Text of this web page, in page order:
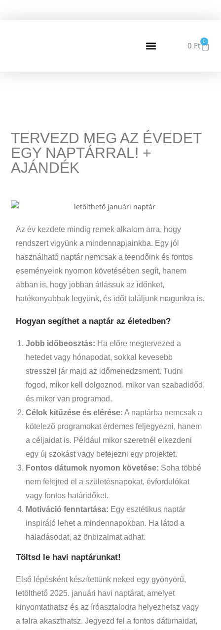
0 Ft 0
TERVEZD MEG AZ ÉVEDET
EGY NAPTÁRRAL! +
AJÁNDÉK
Az év kezdete mindig remek alkalom arra, hogy
rendszert vigyünk a mindennapjainkba. Egy jól
használható naptár nemcsak a teendőink és fontos
eseményeink nyomon követésében segít, hanem
abban is, hogy jobban átlássuk az időnket,
hatékonyabbak legyünk, és időt találjunk magunkra is.
Hogyan segíthet a naptár az életedben?
Jobb időbeosztás: Ha előre megtervezed a
hetedet vagy hónapodat, sokkal kevesebb
stresszel jár majd az időmenedzsment. Tudni
fogod, mikor kell dolgoznod, mikor van szabadidőd,
és mikor van programod.
Célok kitűzése és elérése: A naptárba nemcsak a
kötelező programokat érdemes feljegyezni, hanem
a céljaidat is. Például mikor szeretnél elkezdeni
egy új szokást vagy befejezni egy projektet.
Fontos dátumok nyomon követése: Soha többé
nem felejted el a születésnapokat, évfordulókat
vagy fontos határidőket.
Motiváció fenntartása: Egy esztétikus naptár
inspiráló lehet a mindennapokban. Ha látod a
haladásodat, az önbizalmat adhat.
Töltsd le havi naptárunkat!
Első lépésként készítettünk neked egy gyönyörű,
letölthető 2025. januári havi naptárat, amelyet
kinyomtathatsz és az íróasztalodra helyezhetsz vagy
a falra akaszthatsz. Jegyezd fel a fontos dátumaidat,